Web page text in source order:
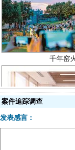
案件追踪调查
发表感言：